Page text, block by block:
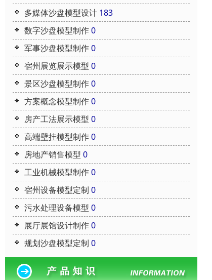
多媒体沙盘模型设计 183
数字沙盘模型制作0
军事沙盘模型制作0
宿州展览展示模型 0
景区沙盘模型制作0
方案概念模型制作0
房产工法展示模型 0
高端壁挂模型制作0
房地产销售模型 0
工业机械模型制作0
宿州设备模型定制 0
污水处理设备模型 0
展厅展馆设计制作0
规划沙盘模型定制 0